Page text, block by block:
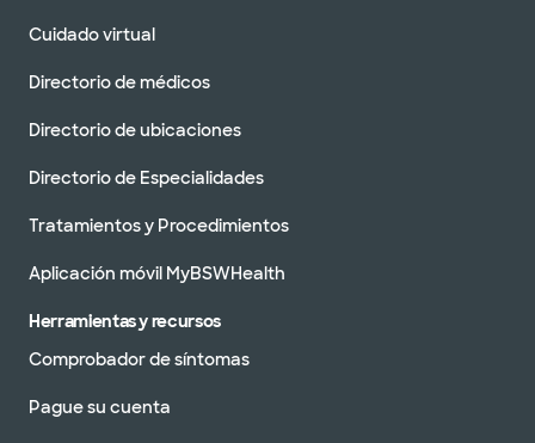
Cuidado virtual
Directorio de médicos
Directorio de ubicaciones
Directorio de Especialidades
Tratamientos y Procedimientos
Aplicación móvil MyBSWHealth
Herramientas y recursos
Comprobador de síntomas
Pague su cuenta